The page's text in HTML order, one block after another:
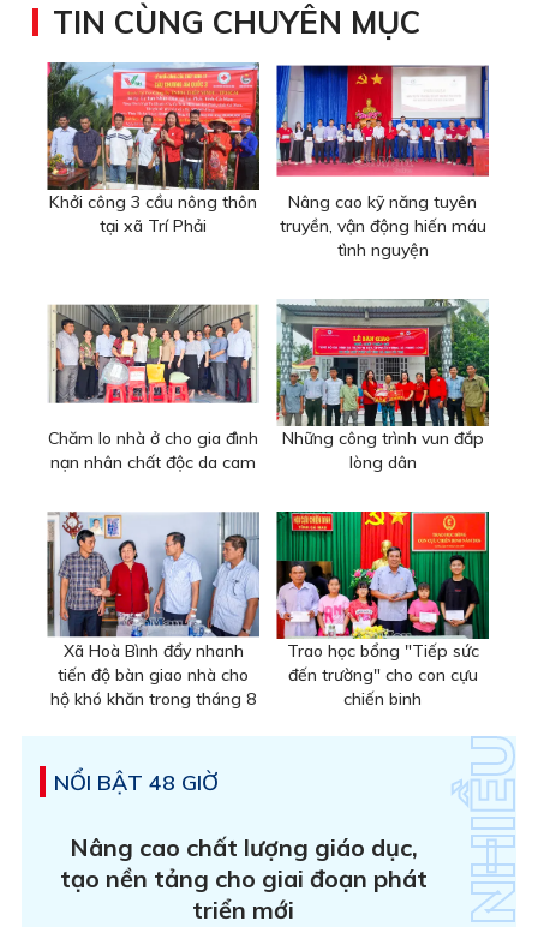
TIN CÙNG CHUYÊN MỤC
Khởi công 3 cầu nông thôn
tại xã Trí Phải
Nâng cao kỹ năng tuyên
truyền, vận động hiến máu
tình nguyện
Chăm lo nhà ở cho gia đình
nạn nhân chất độc da cam
Những công trình vun đắp
lòng dân
Xã Hoà Bình đẩy nhanh
tiến độ bàn giao nhà cho
hộ khó khăn trong tháng 8
Trao học bổng "Tiếp sức
đến trường" cho con cựu
chiến binh
NỔI BẬT 48 GIỜ
Nâng cao chất lượng giáo dục,
tạo nền tảng cho giai đoạn phát
triển mới